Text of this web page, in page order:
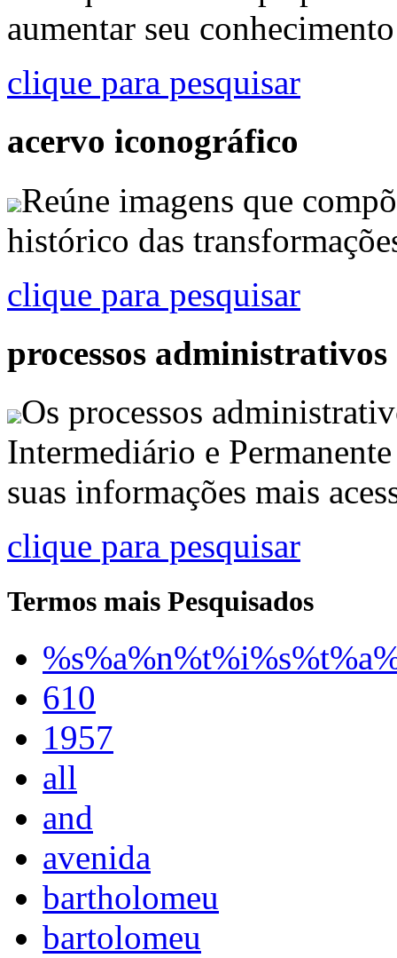
aumentar seu
clique para pesquisar
acervo iconográfico
Reúne imagens que
histórico das
clique para pesquisar
processos administrativos
Os processos
Intermediário e
suas informações mais
clique para pesquisar
Termos mais Pesquisados
610
1957
all
and
avenida
bartholomeu
bartolomeu